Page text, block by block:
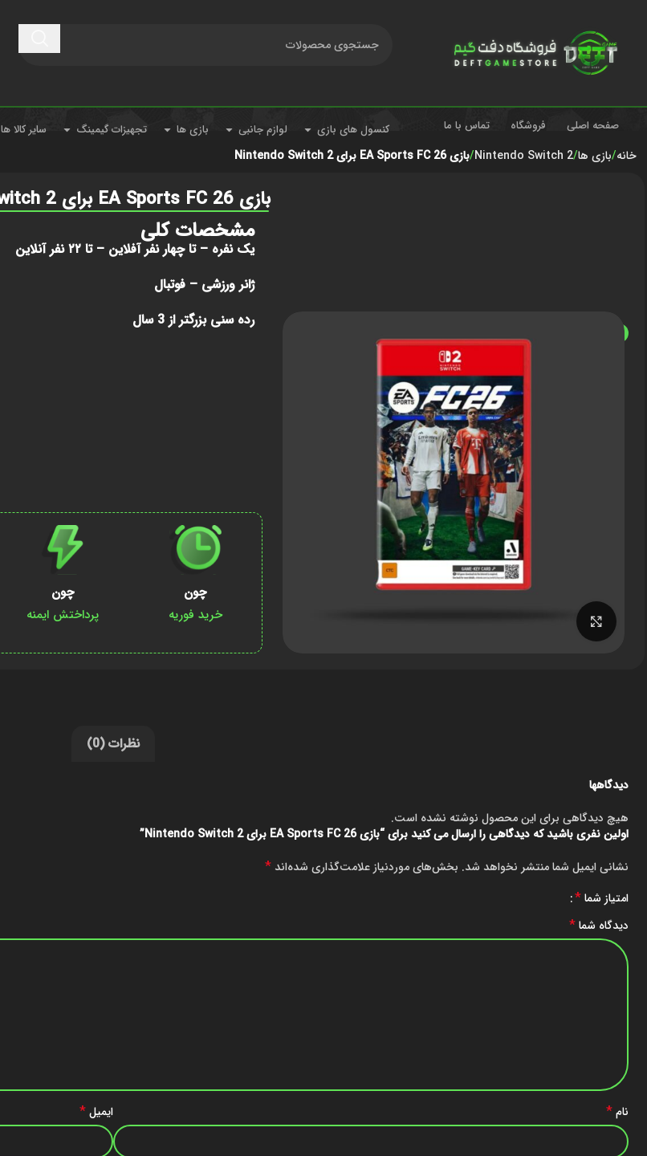
صفحه اصلی فروشگاه تماس با ما کنسول های بازی لوازم جانبی بازی ها تجهیزات گیمینگ سایر کالا ها
خانه بازی ها Nintendo Switch 2 بازی EA Sports FC 26 برای Nintendo Switch 2
ناموجود
بازی EA Sports FC 26 برای Nintendo Switch 2
مشخصات کلی
یک نفره – تا چهار نفر آفلاین – تا ۲۲ نفر آنلاین
ژانرورزشی – فوتبال
رده سنی بزرگتر از 3 سال
چون
خرید فوریه
چون
پرداختش ایمنه
نظرات (0)
دیدگاهها
هیچ دیدگاهی برای این محصول نوشته نشده است.
اولین نفری باشید که دیدگاهی را ارسال می کنید برای “بازی EA Sports FC 26 برای Nintendo Switch 2”
نشانی ایمیل شما منتشر نخواهد شد. بخش‌های موردنیاز علامت‌گذاری شده‌اند*
امتیاز شما*
دیدگاه شما*
نام* ایمیل*